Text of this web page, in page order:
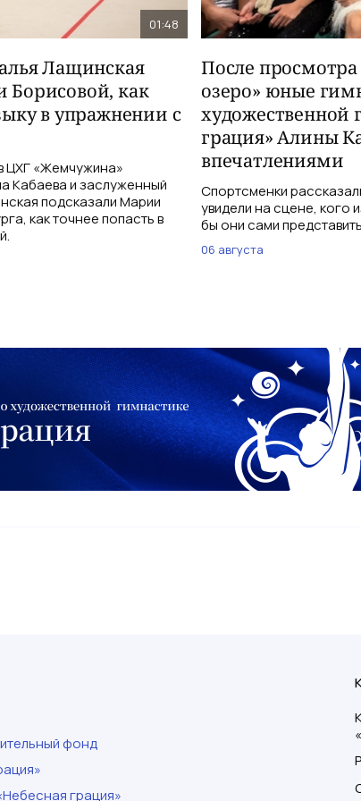
01:48
Лащинская
Борисовой, как
в упражнении с
ЦХГ «Жемчужина»
Кабаева и заслуженный
подсказали Марии
как точнее попасть в
После просмотра
озеро» юные
художественной
грация» Алины
впечатлениями
Спортсменки
увидели на сцене, кого
бы они сами
06 августа
фонд
грация»